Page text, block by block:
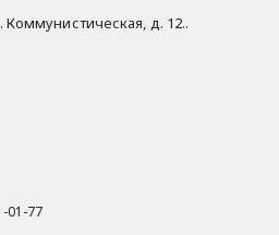
Коммунистическая, д. 12..
01-77